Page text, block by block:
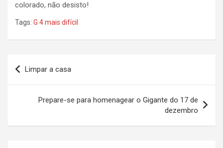
colorado, não desisto!
Tags: G 4 mais difícil
Navegação
de
Limpar a casa
Prepare-se para homenagear o Gigante do 17 de
dezembro